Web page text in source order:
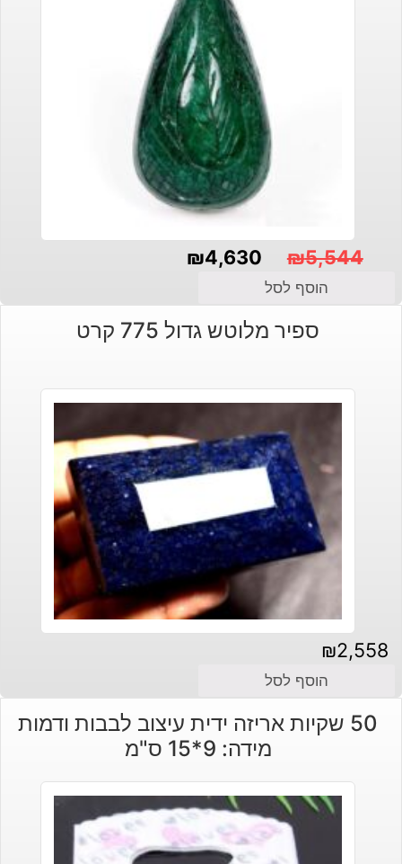
₪5,544
המקורי
₪4,630
הנוכחי
הוסף לסל
ספיר מלוטש גדול 775 קרט
₪2,558
הוסף לסל
50 שקיות אריזה ידית עיצוב לבבות ודמות
מידה: 9*15 ס"מ